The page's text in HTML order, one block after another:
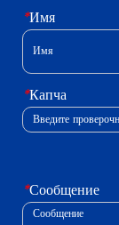
*Имя
*Капча
*Сообщение